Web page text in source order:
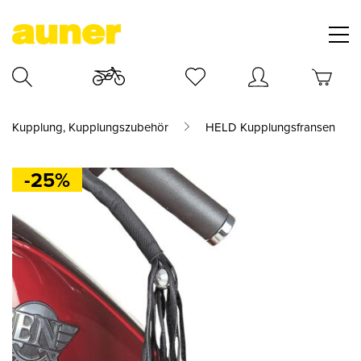
Kupplung, Kupplungszubehör HELD Kupplungsfransen
-25%